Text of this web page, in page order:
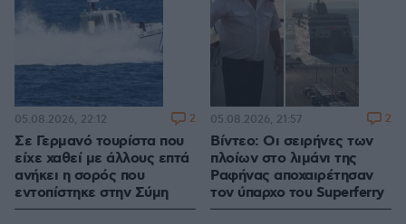
Σε Γερμανό τουρίστα που
είχε χαθεί με άλλους επτά
ανήκει η σορός που
εντοπίστηκε στην Σύμη
05.08.2026, 22:12 2
Βίντεο: Οι σειρήνες των
πλοίων στο λιμάνι της
Ραφήνας αποχαιρέτησαν
τον ύπαρχο του Superferry
05.08.2026, 21:57 2